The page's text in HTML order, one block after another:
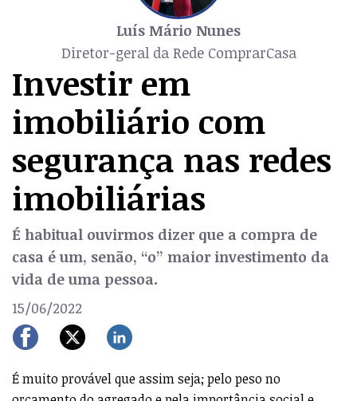
Luís Mário Nunes
Diretor-geral da Rede ComprarCasa
Investir em
imobiliário com
segurança nas redes
imobiliárias
É habitual ouvirmos dizer que a compra de
casa é um, senão, “o” maior investimento da
vida de uma pessoa.
15/06/2022
É muito provável que assim seja; pelo peso no